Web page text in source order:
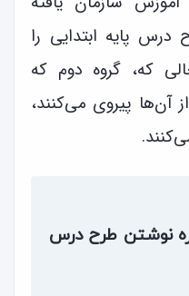
درس پایه ابتدایی را
که، گروه دوم که
آن‌ها پیروی می‌کنند،
نوشتن طرح درس